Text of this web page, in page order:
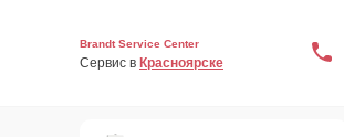
Brandt Service Center
Сервис в Красноярске